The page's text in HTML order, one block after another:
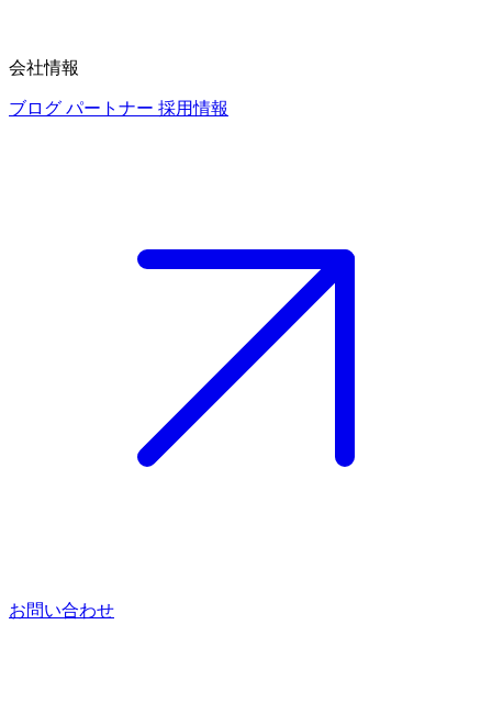
会社情報
ブログ パートナー 採用情報
お問い合わせ